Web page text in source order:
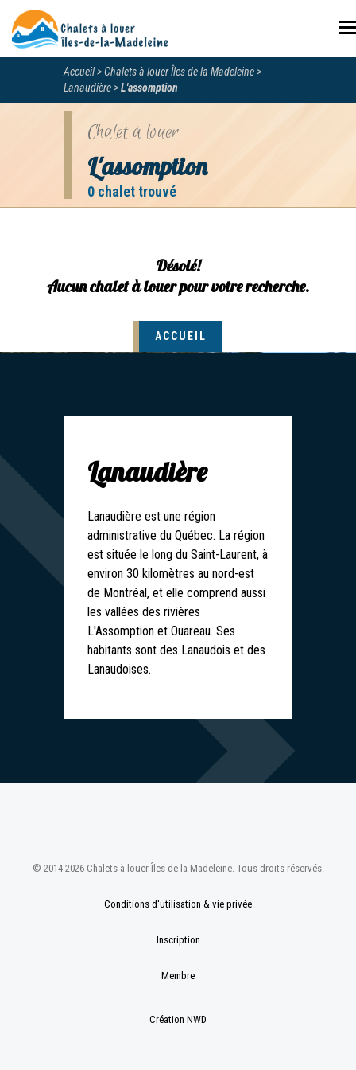
Accueil
Chalets à louer Îles de la Madeleine
Lanaudière
L'assomption
Chalet à louer
L'assomption
0 chalet trouvé
Désolé!
Aucun chalet à louer pour votre recherche.
ACCUEIL
Lanaudière
Lanaudière est une région
administrative du Québec. La région
est située le long du Saint-Laurent, à
environ 30 kilomètres au nord-est
de Montréal, et elle comprend aussi
les vallées des rivières
L'Assomption et Ouareau. Ses
habitants sont des Lanaudois et des
Lanaudoises.
© 2014-2026 Chalets à louer Îles-de-la-Madeleine. Tous droits réservés.
Conditions d'utilisation & vie privée
Inscription
Membre
Création NWD